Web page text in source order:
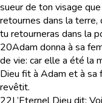
sueur de ton visage
retournes dans la terre,
tu retourneras dans la
20Adam donna à sa
de vie: car elle a été la
Dieu fit à Adam et à sa
revêtit.